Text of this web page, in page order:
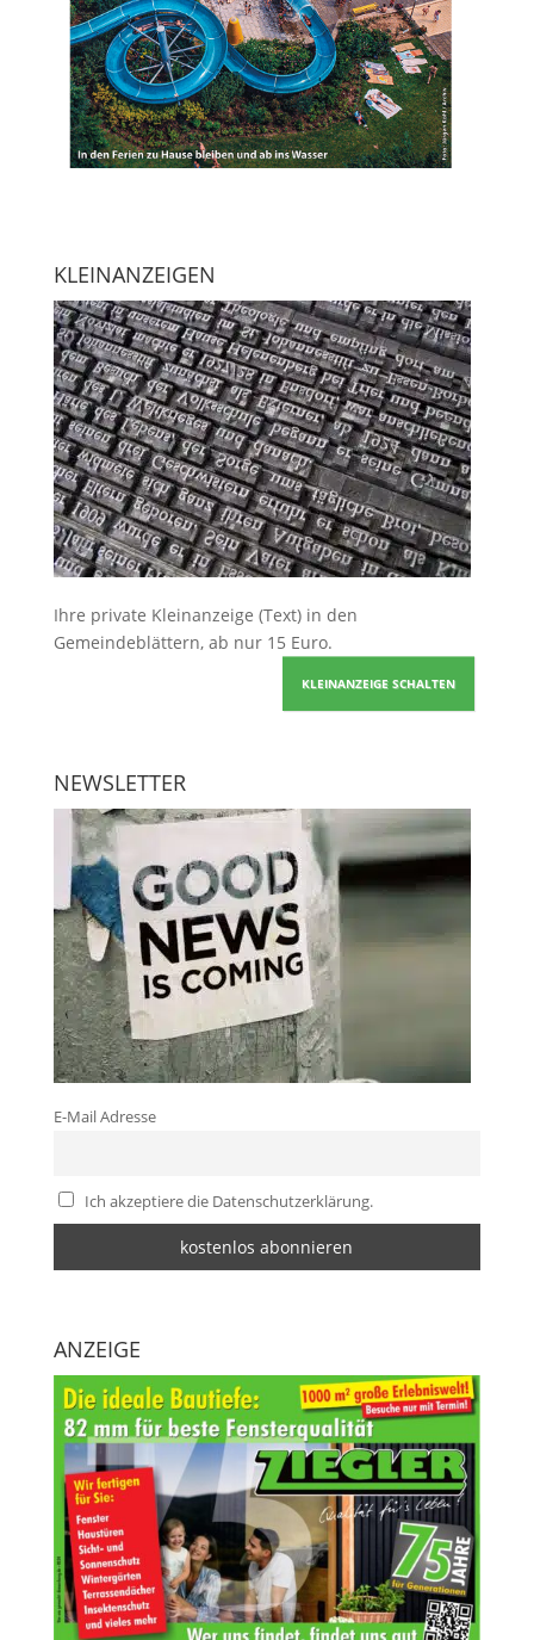
KLEINANZEIGEN
Ihre private Kleinanzeige (Text) in den
Gemeindeblättern, ab nur 15 Euro.
KLEINANZEIGE SCHALTEN
NEWSLETTER
E-Mail Adresse
Ich akzeptiere die Datenschutzerklärung.
ANZEIGE